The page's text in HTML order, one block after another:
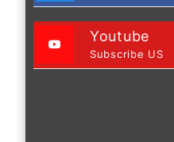
Youtube
Subscribe US